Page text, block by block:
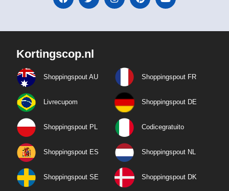
Kortingscop.nl
Shoppingspout AU Shoppingspout FR
Livrecupom Shoppingspout DE
Shoppingspout PL Codicegratuito
Shoppingspout ES Shoppingspout NL
Shoppingspout SE Shoppingspout DK